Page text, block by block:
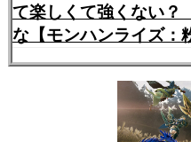
て楽しくて強くない
な【モンハンライズ：